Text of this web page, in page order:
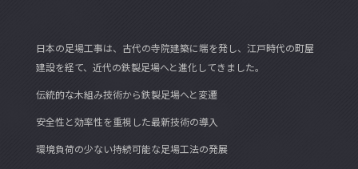
日本の足場工事は、古代の寺院建築に端を発し、江戸時代の町屋
建設を経て、近代の鉄製足場へと進化してきました。
伝統的な木組み技術から鉄製足場へと変遷
安全性と効率性を重視した最新技術の導入
環境負荷の少ない持続可能な足場工法の発展